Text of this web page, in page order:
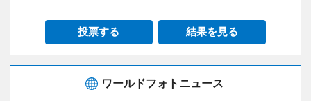
投票する 結果を見る
ワールドフォトニュース